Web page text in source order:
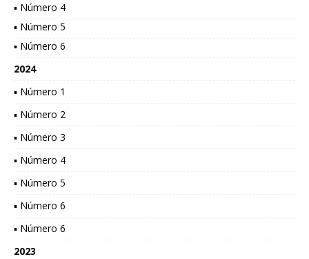
▪ Número 4
▪ Número 5
▪ Número 6
2024
▪ Número 1
▪ Número 2
▪ Número 3
▪ Número 4
▪ Número 5
▪ Número 6
▪ Número 6
2023